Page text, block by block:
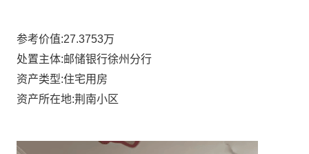
参考价值:27.3753万
处置主体:邮储银行徐州分行
资产类型:住宅用房
资产所在地:荆南小区